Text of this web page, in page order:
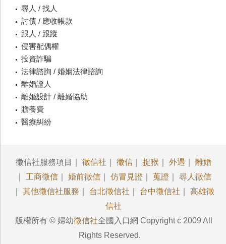
尋人 / 找人
討債 / 應收帳款
跟人 / 跟蹤
侵害配偶權
投資詐騙
法律諮詢 / 婚姻法律諮詢
離婚證人
離婚設計 / 離婚協助
贍養費
醫療糾紛
徵信社服務項目｜ 徵信社 徵信 捉猴 外遇
離婚
工商徵信 婚前徵信 仿冒見證 蒐證
尋人徵信
其他徵信社服務 台北徵信社 台中徵信社
高雄徵
信社
版權所有 © 婦幼徵信社全國入口網 Copyright c 2009 All
Rights Reserved.